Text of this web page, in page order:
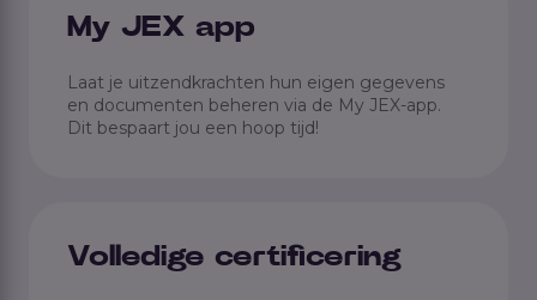
My JEX app
Laat je uitzendkrachten hun eigen gegevens
en documenten beheren via de My JEX-app.
Dit bespaart jou een hoop tijd!
Volledige certificering